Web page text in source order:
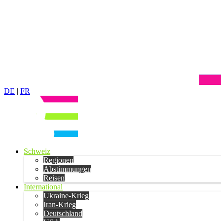
DE | FR
Schweiz
Regionen
Abstimmungen
Reisen
International
Ukraine-Krieg
Iran-Krieg
Deutschland